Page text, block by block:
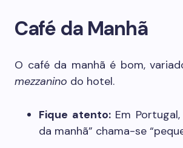
Café da Manhã
O café da manhã é bom,
mezzanino do hotel.
Fique atento:Em
da manhã” chama-se